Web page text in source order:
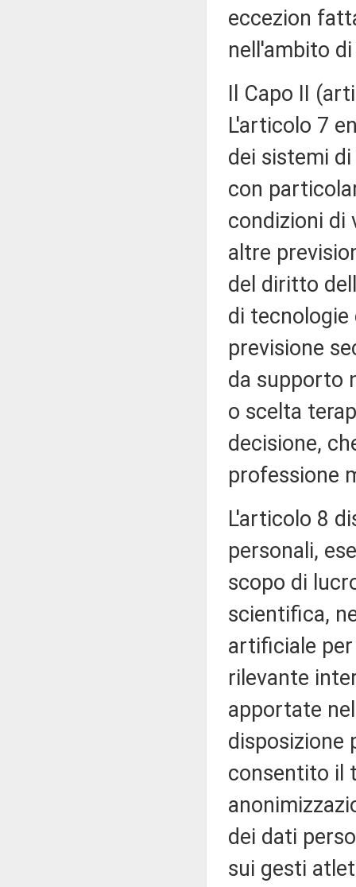
eccezion
nell'ambito
Il Capo II
L'articolo 7
dei sistemi
con
condizioni di
altre
del diritto
di
previsione
da supporto
o scelta
decisione,
professione
L'articolo 8
personali,
scopo di
scientifica,
artificiale
rilevante
apportate
disposizione
consentito il
dei dati
sui gesti